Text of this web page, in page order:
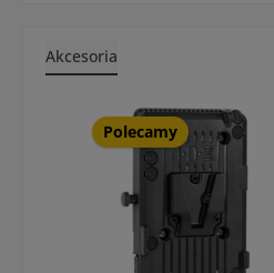
Akcesoria
Pomiń galerię produktów
Polecamy